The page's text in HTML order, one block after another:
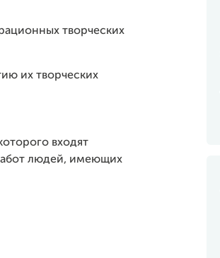
творческих
их творческих
входят
людей, имеющих